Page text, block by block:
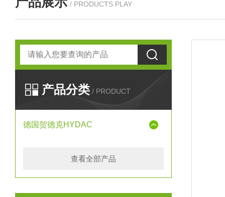
/ PRODUCTS PLAY
产品分类 / PRODUCT
德国贺德克HYDAC
查看全部产品